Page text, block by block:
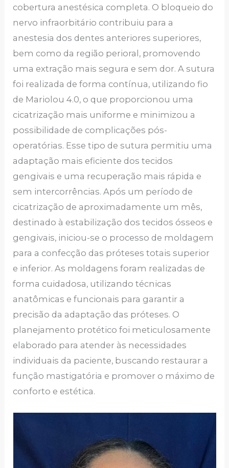
cobertura anestésica completa. O bloqueio do
nervo infraorbitário contribuiu para a
anestesia dos dentes anteriores superiores,
bem como da região perioral, promovendo
uma extração mais segura e sem dor. A sutura
foi realizada de forma contínua, utilizando fio
de Mariolou 4.0, o que proporcionou uma
cicatrização mais uniforme e minimizou a
possibilidade de complicações pós-
operatórias. Esse tipo de sutura permitiu uma
adaptação mais eficiente dos tecidos
gengivais e uma recuperação mais rápida e
sem intercorrências. Após um período de
cicatrização de aproximadamente um mês,
destinado à estabilização dos tecidos ósseos e
gengivais, iniciou-se o processo de moldagem
para a confecção das próteses totais superior
e inferior. As moldagens foram realizadas de
forma cuidadosa, utilizando técnicas
anatômicas e funcionais para garantir a
precisão da adaptação das próteses. O
planejamento protético foi meticulosamente
elaborado para atender às necessidades
individuais da paciente, buscando restaurar a
função mastigatória e promover o máximo de
conforto e estética.